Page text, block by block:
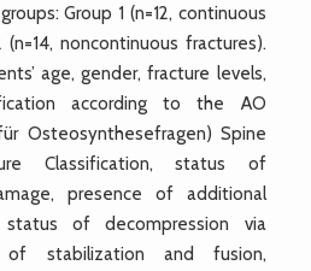
Group 1 (n=12, continuous
noncontinuous fractures).
age, gender, fracture levels,
according to the AO
Osteosynthesefragen) Spine
Classification, status of
presence of additional
status of decompression via
of stabilization and fusion,